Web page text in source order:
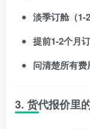
淡季订舱（1-
提前1-2个月
问清楚所有费
3. 货代报价里